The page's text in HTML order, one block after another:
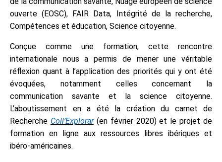
ouverte (EOSC), FAIR Data, Intégrité de la recherche,
Compétences et éducation, Science citoyenne.
Conçue comme une formation, cette rencontre
internationale nous a permis de mener une véritable
réflexion quant à l’application des priorités qui y ont été
évoquées, notamment celles concernant la
communication savante et la science citoyenne.
L’aboutissement en a été la création du carnet de
Recherche Coll’Explorar (en février 2020) et le projet de
formation en ligne aux ressources libres ibériques et
ibéro-américaines.